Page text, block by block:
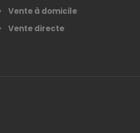
Vente à domicile
Vente directe